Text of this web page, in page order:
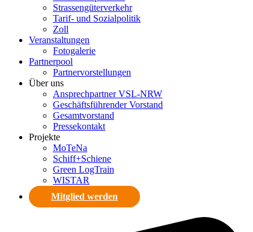
Strassengüterverkehr
Tarif- und Sozialpolitik
Zoll
Veranstaltungen
Fotogalerie
Partnerpool
Partnervorstellungen
Über uns
Ansprechpartner VSL-NRW
Geschäftsführender Vorstand
Gesamtvorstand
Pressekontakt
Projekte
MoTeNa
Schiff+Schiene
Green LogTrain
WISTAR
Mitglied werden